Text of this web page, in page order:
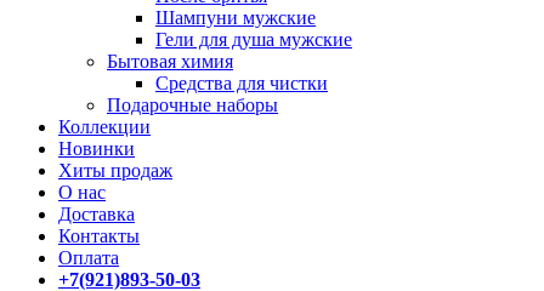
Шампуни мужские
Гели для душа мужские
Бытовая химия
Средства для чистки
Подарочные наборы
Коллекции
Новинки
Хиты продаж
О нас
Доставка
Контакты
Оплата
+7(921)893-50-03